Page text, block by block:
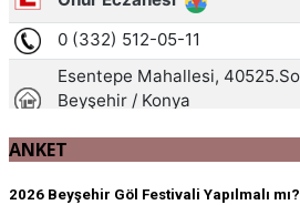
ANKET
2026 Beyşehir Göl Festivali Yapılmalı mı?